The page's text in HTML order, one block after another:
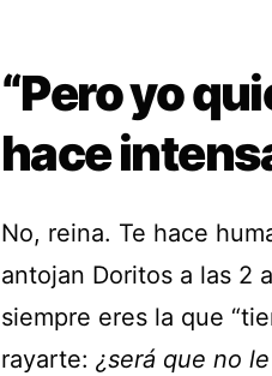
“Pero yo
hace
No, reina. Te hace
antojan Doritos a las 2
siempre eres la que
rayarte: ¿será que no